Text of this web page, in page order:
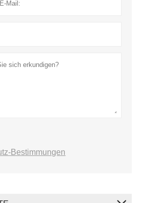
Bestimmungen